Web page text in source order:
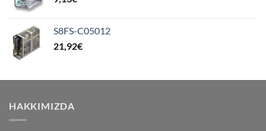
S8FS-C05012
21,92€
HAKKIMIZDA